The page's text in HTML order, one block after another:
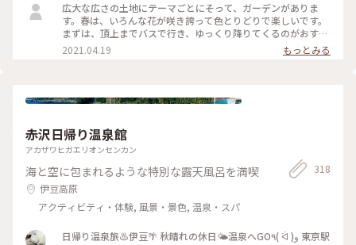
広大な広さの土地にテーマごとにそって、ガーデンがありま
す。春は、いろんな花が咲き誇って色とりどりで楽しいです。
まずは、頂上までバスで行き、ゆっくり降りてくるのがおすす
めです。 #花を愉しむ #ガーデン #熱海 #フォトコン #コ
ンテスト
2021.04.19 もっとみる
赤沢日帰り温泉館
アカザワヒガエリオンセンカン
海と空に包まれるような特別な露天風呂を満喫
伊豆高原
アクティビティ・体験, 風景・景色, 温泉・スパ
318
日帰り温泉旅♨️伊豆🌴 秋晴れの休日🌤️温泉へGO٩( ᐛ )و 東京駅